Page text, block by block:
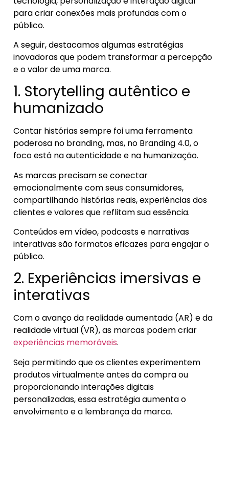
para criar conexões mais profundas com o
público.
A seguir, destacamos algumas estratégias
inovadoras que podem transformar a percepção
e o valor de uma marca.
1. Storytelling autêntico e
humanizado
Contar histórias sempre foi uma ferramenta
poderosa no branding, mas, no Branding 4.0, o
foco está na autenticidade e na humanização.
As marcas precisam se conectar
emocionalmente com seus consumidores,
compartilhando histórias reais, experiências dos
clientes e valores que reflitam sua essência.
Conteúdos em vídeo, podcasts e narrativas
interativas são formatos eficazes para engajar o
público.
2. Experiências imersivas e
interativas
Com o avanço da realidade aumentada (AR) e da
realidade virtual (VR), as marcas podem criar
experiências memoráveis.
Seja permitindo que os clientes experimentem
produtos virtualmente antes da compra ou
proporcionando interações digitais
personalizadas, essa estratégia aumenta o
envolvimento e a lembrança da marca.